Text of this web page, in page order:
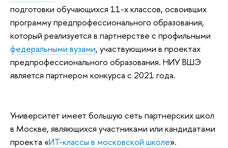
подготовки обучающихся 11-х классов, освоивших
программу предпрофессионального образования,
который реализуется в партнерстве с профильными
федеральными вузами, участвующими в проектах
предпрофессионального образования. НИУ ВШЭ
является партнером конкурса с 2021 года.
Университет имеет большую сеть партнерских школ
в Москве, являющихся участниками или кандидатами
проекта «ИТ-классы в московской школе».